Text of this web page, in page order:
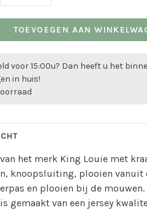
TOEVOEGEN AAN
voor 15:00u? Dan heeft u het
in huis!
het merk King Louie met
knoopsluiting, plooien vanuit
en plooien bij de mouwen.
gemaakt van een jersey